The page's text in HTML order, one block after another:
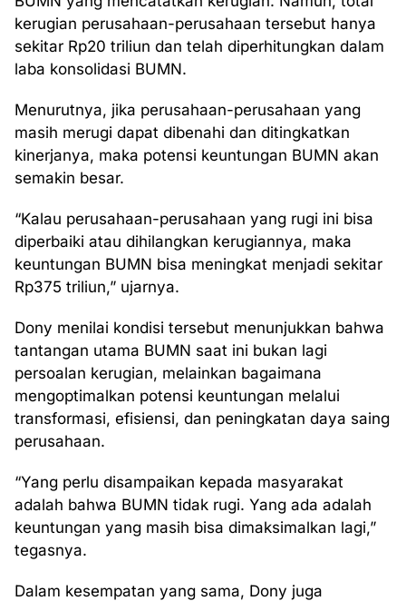
kerugian perusahaan-perusahaan tersebut hanya
sekitar Rp20 triliun dan telah diperhitungkan dalam
laba konsolidasi BUMN.
Menurutnya, jika perusahaan-perusahaan yang
masih merugi dapat dibenahi dan ditingkatkan
kinerjanya, maka potensi keuntungan BUMN akan
semakin besar.
“Kalau perusahaan-perusahaan yang rugi ini bisa
diperbaiki atau dihilangkan kerugiannya, maka
keuntungan BUMN bisa meningkat menjadi sekitar
Rp375 triliun,” ujarnya.
Dony menilai kondisi tersebut menunjukkan bahwa
tantangan utama BUMN saat ini bukan lagi
persoalan kerugian, melainkan bagaimana
mengoptimalkan potensi keuntungan melalui
transformasi, efisiensi, dan peningkatan daya saing
perusahaan.
“Yang perlu disampaikan kepada masyarakat
adalah bahwa BUMN tidak rugi. Yang ada adalah
keuntungan yang masih bisa dimaksimalkan lagi,”
tegasnya.
Dalam kesempatan yang sama, Dony juga